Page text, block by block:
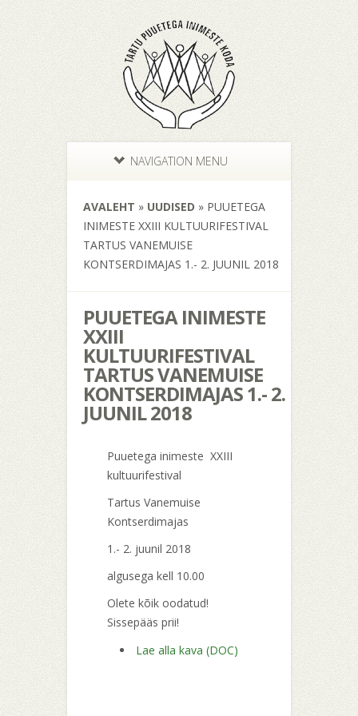
NAVIGATION MENU
AVALEHT » UUDISED » PUUETEGA
INIMESTE XXIII KULTUURIFESTIVAL
TARTUS VANEMUISE
KONTSERDIMAJAS 1.- 2. JUUNIL 2018
PUUETEGA INIMESTE
XXIII
KULTUURIFESTIVAL
TARTUS VANEMUISE
KONTSERDIMAJAS 1.- 2.
JUUNIL 2018
Puuetega inimeste XXIII
kultuurifestival
Tartus Vanemuise
Kontserdimajas
1.- 2. juunil 2018
algusega kell 10.00
Olete kõik oodatud!
Sissepääs prii!
Lae alla kava (DOC)